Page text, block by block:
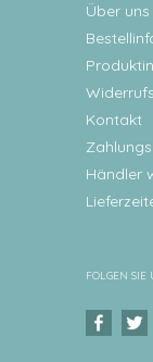
Über uns
Kontakt
Händler
FOLGEN SIE